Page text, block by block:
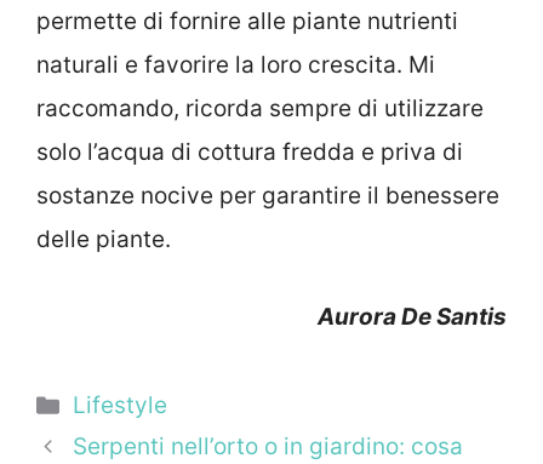
permette di fornire alle piante nutrienti
naturali e favorire la loro crescita. Mi
raccomando, ricorda sempre di utilizzare
solo l’acqua di cottura fredda e priva di
sostanze nocive per garantire il benessere
delle piante.
Aurora De Santis
Categorie
Lifestyle
Serpenti nell’orto o in giardino: cosa